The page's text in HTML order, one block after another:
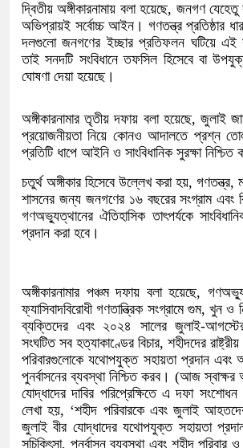
দ্বিতীয় অঙ্গীকারনামায় বলা হয়েছে, জনগণ যেহেতু
অভিপ্রায়ই সর্বোচ্চ আইন। গণতন্ত্র প্রতিষ্ঠার
দলগুলো জনগণের ইচ্ছার প্রতিফলন ঘটিয়ে এই
তাই সনদটি সংবিধানে তফসিল হিসেবে বা
ঘোষণা দেয়া হয়েছে।
অঙ্গীকারনামার তৃতীয় দফায় বলা হয়েছে, জুলাই
প্রয়োজনীয়তা নিয়ে কোনও আদালতে প্রশ্ন
প্রতিটি ধাপে আইনি ও সাংবিধানিক সুরক্ষা নিশ্চিত
চতুর্থ অঙ্গীকার হিসেবে উল্লেখ করা হয়, গণতন্ত্র,
শাসনের জন্য জনগণের ১৬ বছরের সংগ্রাম এবং
গণঅভ্যুত্থানের ঐতিহাসিক তাৎপর্যকে
প্রদান করা হবে।
অঙ্গীকারনামার পঞ্চম দফায় বলা হয়েছে,
ফ্যাসিবাদবিরোধী গণতান্ত্রিক সংগ্রামে গুম, খুন ও
ব্যক্তিদের এবং ২০২৪ সালের জুলাই-
সংঘটিত সব হত্যাকাণ্ডের বিচার, শহীদদের
পরিবারগুলোকে যথোপযুক্ত সহায়তা প্রদান এবং
পুনর্বাসনের ব্যবস্থা নিশ্চিত করব। (আজ
যোদ্ধাদের দাবির পরিপ্রেক্ষিতে এ দফা
লেখা হয়, ‘শহীদ পরিবারকে এবং জুলাই
জুলাই বীর যোদ্ধাদের যথোপযুক্ত সহায়তা
সুচিকিৎসা, পুনর্বাসন ব্যবস্থা এবং শহীদ